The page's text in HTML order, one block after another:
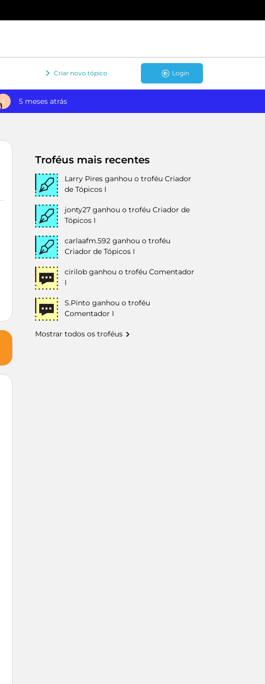
Criar novo tópico Login
J 5 meses atrás
Troféus mais recentes
Larry Pires ganhou o troféu Criador
de Tópicos I
jonty27 ganhou o troféu Criador de
Tópicos I
carlaafm.592 ganhou o troféu
Criador de Tópicos I
cirilob ganhou o troféu Comentador
I
S.Pinto ganhou o troféu
Comentador I
Mostrar todos os troféus